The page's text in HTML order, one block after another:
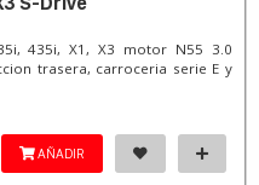
435i, X1, X3 motor N55 3.0
trasera, carroceria serie E y
AÑADIR